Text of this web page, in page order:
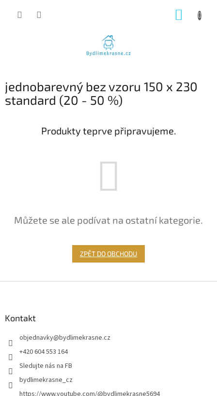
jednobarevný bez vzoru 150 x 230
standard (20 - 50 %)
Produkty teprve připravujeme.
Můžete se ale podívat na ostatní kategorie.
ZPĚT DO OBCHODU
Kontakt
objednavky@bydlimekrasne.cz
+420 604 553 164
Sledujte nás na FB
bydlimekrasne_cz